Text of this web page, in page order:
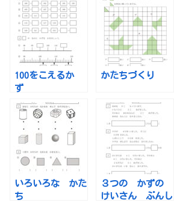
のひきざん）
100をこえるか
ず
かたちづくり
いろいろな かた
ち
３つの かずの
けいさん ぶんし